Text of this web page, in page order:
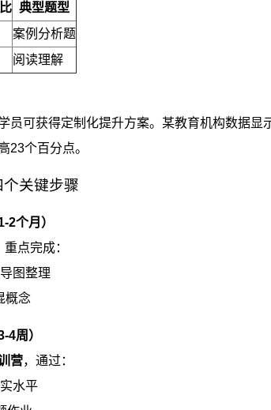
典型题型
案例分析题
阅读理解
员可获得定制化提升方案。某教育机构数据显
23个百分点。
关键步骤
2个月）
点完成：
图整理
概念
4周）
营，通过：
水平